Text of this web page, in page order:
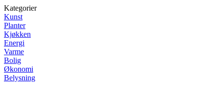
Kategorier
Kunst
Planter
Kjøkken
Energi
Varme
Bolig
Økonomi
Belysning